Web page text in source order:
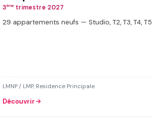
3ème trimestre 2027
29 appartements neufs — Studio, T2, T3, T4, T5
LMNP / LMP, Residence Principale
Découvrir